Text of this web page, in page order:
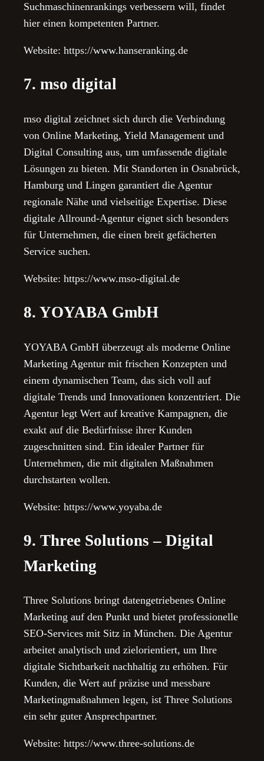
Suchmaschinenrankings verbessern will, findet
hier einen kompetenten Partner.
Website: https://www.hanseranking.de
7. mso digital
mso digital zeichnet sich durch die Verbindung
von Online Marketing, Yield Management und
Digital Consulting aus, um umfassende digitale
Lösungen zu bieten. Mit Standorten in Osnabrück,
Hamburg und Lingen garantiert die Agentur
regionale Nähe und vielseitige Expertise. Diese
digitale Allround-Agentur eignet sich besonders
für Unternehmen, die einen breit gefächerten
Service suchen.
Website: https://www.mso-digital.de
8. YOYABA GmbH
YOYABA GmbH überzeugt als moderne Online
Marketing Agentur mit frischen Konzepten und
einem dynamischen Team, das sich voll auf
digitale Trends und Innovationen konzentriert. Die
Agentur legt Wert auf kreative Kampagnen, die
exakt auf die Bedürfnisse ihrer Kunden
zugeschnitten sind. Ein idealer Partner für
Unternehmen, die mit digitalen Maßnahmen
durchstarten wollen.
Website: https://www.yoyaba.de
9. Three Solutions – Digital
Marketing
Three Solutions bringt datengetriebenes Online
Marketing auf den Punkt und bietet professionelle
SEO-Services mit Sitz in München. Die Agentur
arbeitet analytisch und zielorientiert, um Ihre
digitale Sichtbarkeit nachhaltig zu erhöhen. Für
Kunden, die Wert auf präzise und messbare
Marketingmaßnahmen legen, ist Three Solutions
ein sehr guter Ansprechpartner.
Website: https://www.three-solutions.de